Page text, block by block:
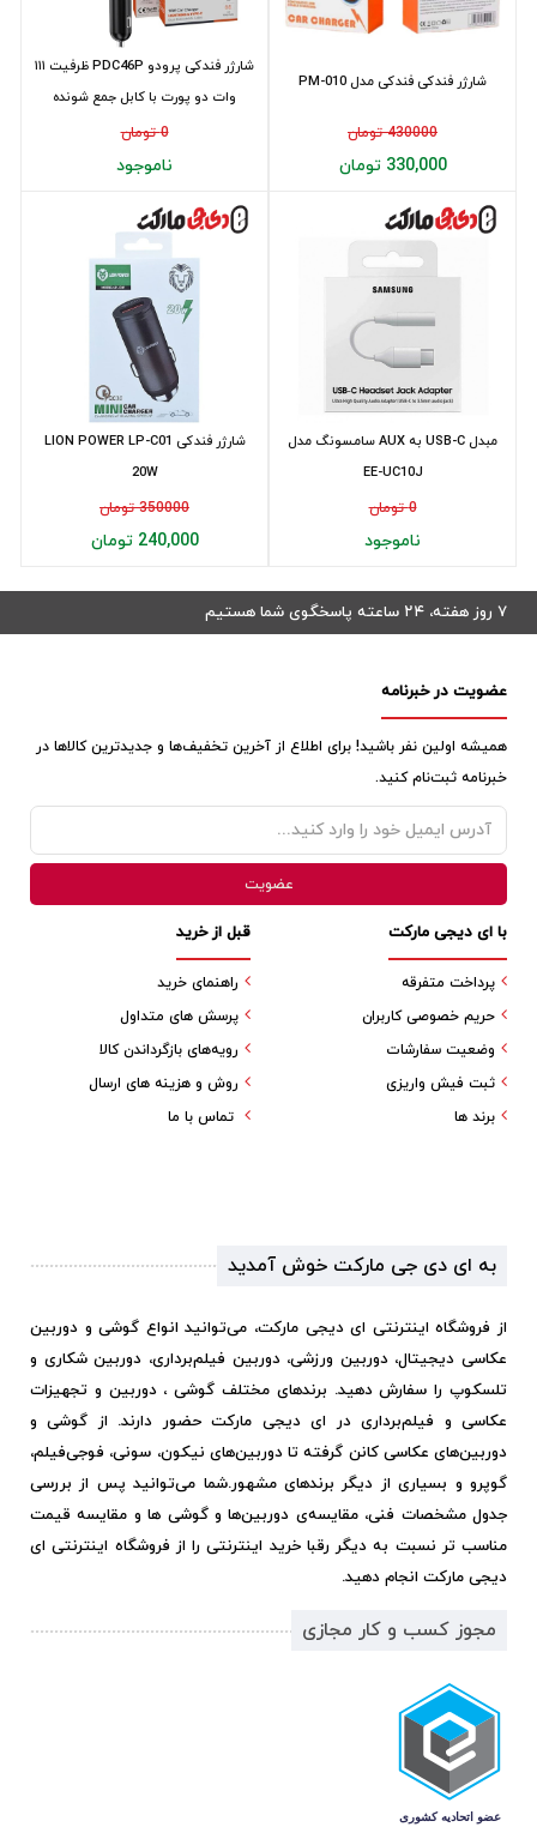
شارژر فندکی پرودو PDC46P ظرفیت ۱۱۱
وات دو پورت با کابل جمع شونده
0 تومان
ناموجود
شارژر فندکی فندکی مدل PM-010
430000 تومان
330,000 تومان
شارژر فندکی LION POWER LP-C01
20W
350000 تومان
240,000 تومان
مبدل USB-C به AUX سامسونگ مدل
EE-UC10J
0 تومان
ناموجود
۷ روز هفته، ۲۴ ساعته پاسخگوی شما هستیم
عضویت در خبرنامه
همیشه اولین نفر باشید! برای اطلاع از آخرین تخفیف‌ها و جدیدترین کالاها در
خبرنامه ثبت‌نام کنید.
قبل از خرید
راهنمای خرید
پرسش های متداول
رویه‌های بازگرداندن کالا
روش و هزینه های ارسال
تماس با ما
با ای دیجی مارکت
پرداخت متفرقه
حریم خصوصی کاربران
وضعیت سفارشات
ثبت فیش واریزی
برند ها
به ای دی جی مارکت خوش آمدید
از فروشگاه اینترنتی ای دیجی مارکت، می‌توانید انواع گوشی و دوربین
عکاسی دیجیتال، دوربین ورزشی، دوربین فیلم‌برداری، دوربین شکاری و
تلسکوپ را سفارش دهید. برندهای مختلف گوشی ، دوربین و تجهیزات
عکاسی و فیلم‌برداری در ای دیجی مارکت حضور دارند. از گوشی و
دوربین‌های عکاسی کانن گرفته تا دوربین‌های نیکون، سونی، فوجی‌فیلم،
گوپرو و بسیاری از دیگر برندهای مشهور.شما می‌توانید پس از بررسی
جدول مشخصات فنی، مقایسه‌ی دوربین‌ها و گوشی ها و مقایسه قیمت
مناسب تر نسبت به دیگر رقبا خرید اینترنتی را از فروشگاه اینترنتی ای
دیجی مارکت انجام دهید.
مجوز کسب و کار مجازی